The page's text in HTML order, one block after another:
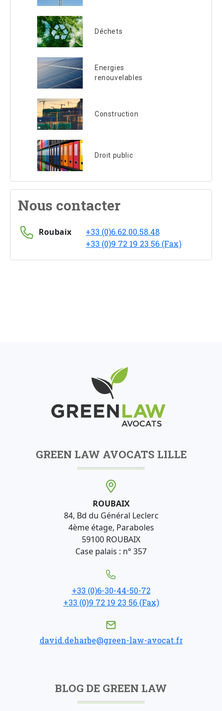
Déchets
Energies
renouvelables
Construction
Droit public
Nous contacter
Roubaix
+33 (0)6.62.00.58.48
+33 (0)9 72 19 23 56 (Fax)
GREEN LAW AVOCATS LILLE
ROUBAIX
84, Bd du Général Leclerc
4ème étage, Paraboles
59100 ROUBAIX
Case palais : n° 357
+33 (0)6-30-44-50-72
+33 (0)9 72 19 23 56 (Fax)
david.deharbe@green-law-avocat.fr
BLOG DE GREEN LAW